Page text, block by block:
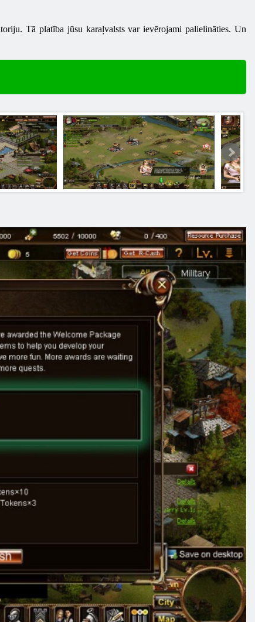
Tā platība jūsu karaļvalsts var ievērojami palielināties. Un